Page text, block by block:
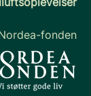
fonden